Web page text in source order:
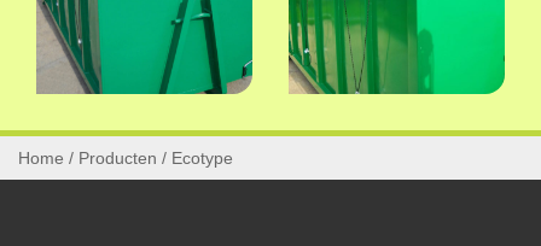
Home / Producten / Ecotype